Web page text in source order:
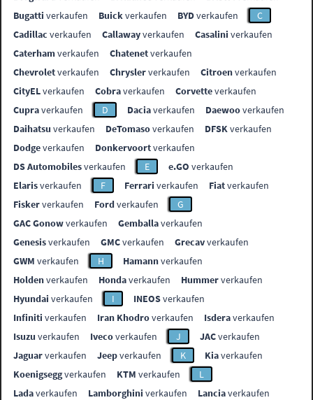
Bugatti verkaufen Buickverkaufen BYDverkaufen
C
Cadillac verkaufen Callawayverkaufen Casalini verkaufen
Caterhamverkaufen Chatenetverkaufen
Chevroletverkaufen Chryslerverkaufen Citroenverkaufen
CityELverkaufen Cobraverkaufen Corvetteverkaufen
Cupraverkaufen D Daciaverkaufen Daewooverkaufen
Daihatsu verkaufen DeTomasoverkaufen DFSKverkaufen
Dodgeverkaufen Donkervoortverkaufen
DS Automobilesverkaufen E e.GO verkaufen
Elarisverkaufen F Ferrari verkaufen Fiatverkaufen
Fiskerverkaufen Fordverkaufen
G
GAC Gonowverkaufen Gemballaverkaufen
Genesisverkaufen GMCverkaufen Grecavverkaufen
GWM verkaufen H Hamannverkaufen
Holdenverkaufen Hondaverkaufen Hummerverkaufen
Hyundai verkaufen I INEOSverkaufen
Infiniti verkaufen Iran Khodroverkaufen Isderaverkaufen
Isuzu verkaufen Ivecoverkaufen J JACverkaufen
Jaguarverkaufen Jeepverkaufen K Kiaverkaufen
Koenigseggverkaufen KTM verkaufen
L
Ladaverkaufen Lamborghini verkaufen Lanciaverkaufen